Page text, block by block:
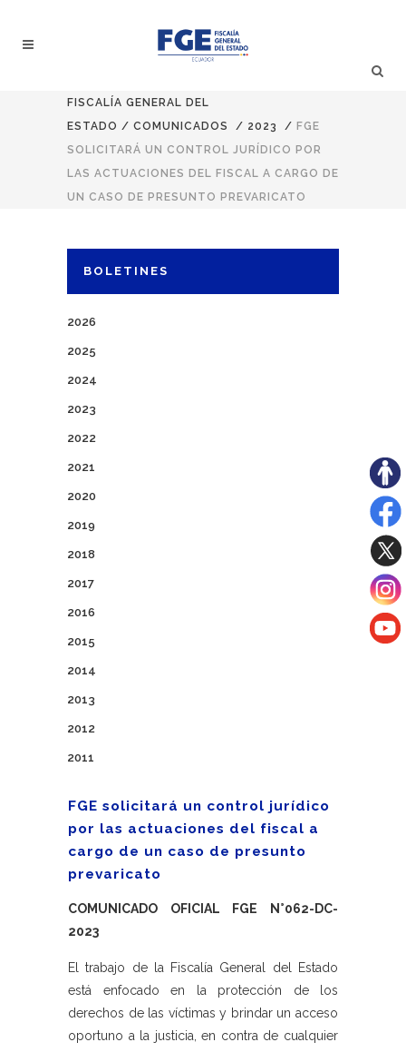
FISCALÍA GENERAL DEL
ESTADO / COMUNICADOS / 2023 / FGE
SOLICITARÁ UN CONTROL JURÍDICO POR
LAS ACTUACIONES DEL FISCAL A CARGO DE
UN CASO DE PRESUNTO PREVARICATO
BOLETINES
2026
2025
2024
2023
2022
2021
2020
2019
2018
2017
2016
2015
2014
2013
2012
2011
FGE solicitará un control jurídico
por las actuaciones del fiscal a
cargo de un caso de presunto
prevaricato
COMUNICADO OFICIAL FGE N°062-DC-
2023
El trabajo de la Fiscalía General del Estado
está enfocado en la protección de los
derechos de las víctimas y brindar un acceso
oportuno a la justicia, en contra de cualquier